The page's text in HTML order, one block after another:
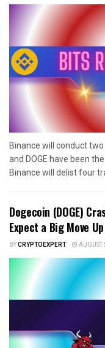
Binance will conduct
and DOGE have been
Binance will delist four
Dogecoin (DOGE)
Expect a Big Move
BYCRYPTOEXPERT AUGUST